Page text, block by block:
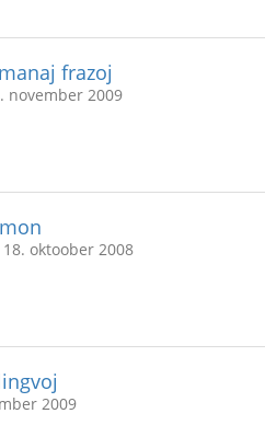
frazoj
november 2009
18. oktoober 2008
2009